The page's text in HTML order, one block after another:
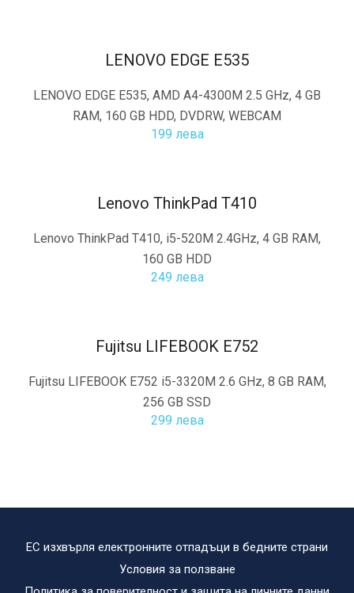
LENOVO EDGE Е535
LENOVO EDGE Е535, AMD A4-4300M 2.5 GHz, 4 GB
RAM, 160 GB HDD, DVDRW, WEBCAM
199 лева
Lenovo ThinkPad T410
Lenovo ThinkPad T410, i5-520M 2.4GHz, 4 GB RAM,
160 GB HDD
249 лева
Fujitsu LIFEBOOK E752
Fujitsu LIFEBOOK E752 i5-3320M 2.6 GHz, 8 GB RAM,
256 GB SSD
299 лева
ЕС изхвърля електронните отпадъци в бедните страни
Условия за ползване